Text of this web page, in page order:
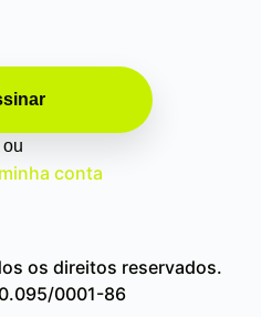
ou
conta
os direitos reservados.
0001-86